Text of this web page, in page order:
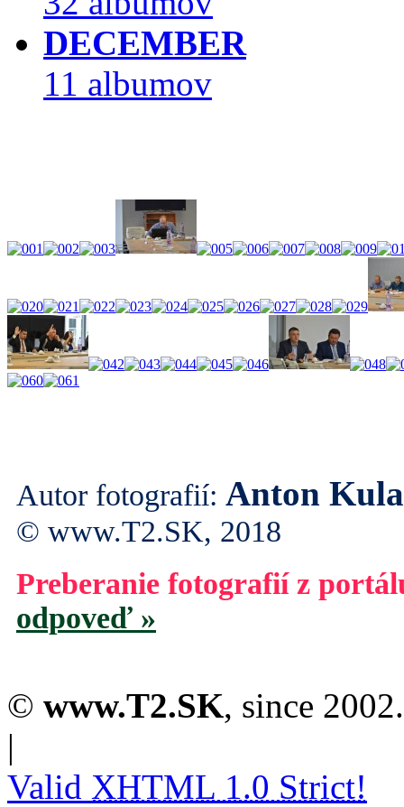
DECEMBER
11 albumov
Autor fotografií: Anton
© www.T2.SK, 2018
Preberanie fotografií z
odpoveď »
© www.T2.SK, since 2002.
|
Valid XHTML 1.0 Strict!